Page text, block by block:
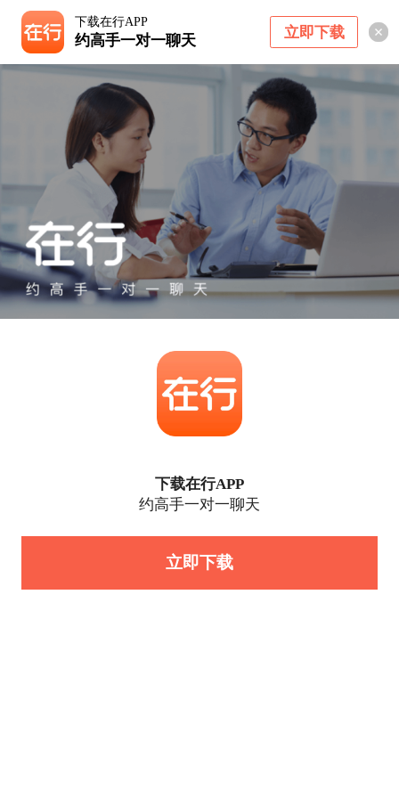
下载在行APP
约高手一对一聊天 立即下载
下载在行APP
约高手一对一聊天
立即下载